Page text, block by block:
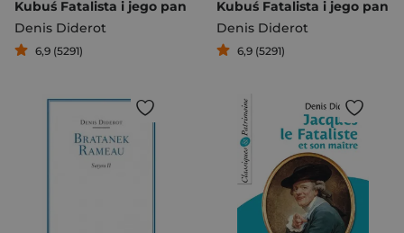
Kubuś Fatalista i jego pan
Denis Diderot
6,9 (5291)
Kubuś Fatalista i jego pan
Denis Diderot
6,9 (5291)